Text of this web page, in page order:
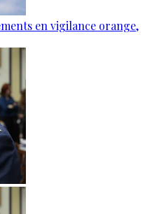
en vigilance orange,